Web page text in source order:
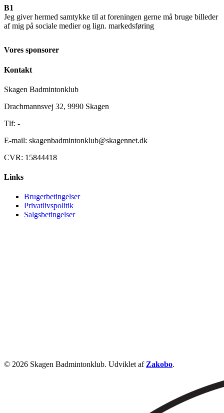
B1
Jeg giver hermed samtykke til at foreningen gerne må bruge billeder
af mig på sociale medier og lign. markedsføring
Vores sponsorer
Kontakt
Skagen Badmintonklub
Drachmannsvej 32, 9990 Skagen
Tlf: -
E-mail: skagenbadmintonklub@skagennet.dk
CVR: 15844418
Links
Brugerbetingelser
Privatlivspolitik
Salgsbetingelser
© 2026 Skagen Badmintonklub. Udviklet af Zakobo.